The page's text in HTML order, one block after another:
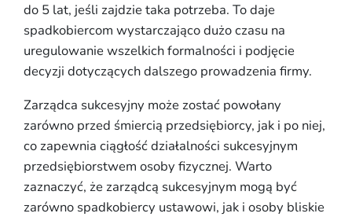
do 5 lat, jeśli zajdzie taka potrzeba. To daje
spadkobiercom wystarczająco dużo czasu na
uregulowanie wszelkich formalności i podjęcie
decyzji dotyczących dalszego prowadzenia firmy.
Zarządca sukcesyjny może zostać powołany
zarówno przed śmiercią przedsiębiorcy, jak i po niej,
co zapewnia ciągłość działalności sukcesyjnym
przedsiębiorstwem osoby fizycznej. Warto
zaznaczyć, że zarządcą sukcesyjnym mogą być
zarówno spadkobiercy ustawowi, jak i osoby bliskie